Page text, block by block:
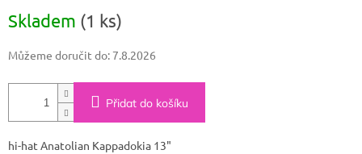
cena:
Skladem (1 ks)
Můžeme doručit do: 7.8.2026
Přidat do košíku
hi-hat Anatolian Kappadokia 13"